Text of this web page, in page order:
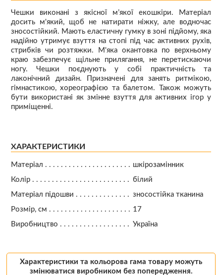
Чешки виконані з якісної м’якої екошкіри. Матеріал
досить м'який, щоб не натирати ніжку, але водночас
зносостійкий. Мають еластичну гумку в зоні підйому, яка
надійно утримує взуття на стопі під час активних рухів,
стрибків чи розтяжки. М'яка окантовка по верхньому
краю забезпечує щільне прилягання, не перетискаючи
ногу. Чешки поєднують у собі практичність та
лаконічний дизайн. Призначені для занять ритмікою,
гімнастикою, хореографією та балетом. Також можуть
бути використані як змінне взуття для активних ігор у
приміщенні.
ХАРАКТЕРИСТИКИ
Матеріал
шкірозамінник
Колір
білий
Матеріал підошви
зносостійка тканина
Розмір, см
17
Виробництво
Україна
Характеристики та кольорова гама товару можуть
змінюватися виробником без попередження.